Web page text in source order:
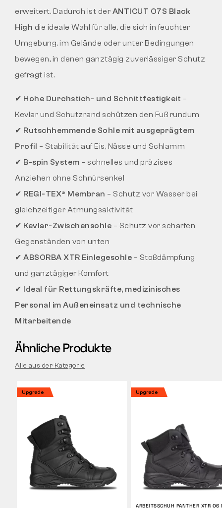
erweitert. Dadurch ist der ANTICUT O7S Black
High die ideale Wahl für alle, die sich in feuchter
Umgebung, im Gelände oder unter Bedingungen
bewegen, in denen ganztägig zuverlässiger Schutz
gefragt ist.
✔ Hohe Durchstich- und Schnittfestigkeit –
Kevlar und Schutzrand schützen den Fuß rundum
✔ Rutschhemmende Sohle mit ausgeprägtem
Profil – Stabilität auf Eis, Nässe und Schlamm
✔ B-spin System – schnelles und präzises
Anziehen ohne Schnürsenkel
✔ REGI-TEX® Membran – Schutz vor Wasser bei
gleichzeitiger Atmungsaktivität
✔ Kevlar-Zwischensohle – Schutz vor scharfen
Gegenständen von unten
✔ ABSORBA XTR Einlegesohle – Stoßdämpfung
und ganztägiger Komfort
✔ Ideal für Rettungskräfte, medizinisches
Personal im Außeneinsatz und technische
Mitarbeitende
Ähnliche Produkte
Alle aus der Kategorie
Upgrade Upgrade
ARBEITSSCHUH PANTHER XTR O6